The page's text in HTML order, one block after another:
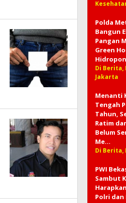
Polda
Bangun
Pangan
Green
Di Berita,
Jakarta
Menanti
Tengah
Tahun,
Ratim
Belum
Me…
Di Berita,
PWI
Sambut
Polri dan